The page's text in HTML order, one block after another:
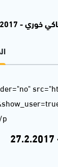
- 27.2.2017